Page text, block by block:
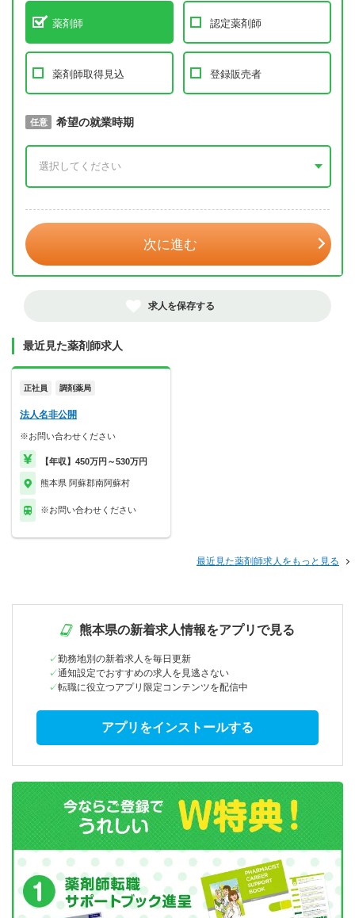
薬剤師 認定薬剤師
薬剤師取得見込 登録販売者
必須 取得予定年
任意 希望の就業時期
次に進む
求人を保存する
最近見た薬剤師求人
正社員 調剤薬局
法人名非公開
※お問い合わせください
【年収】450万円～530万円
熊本県 阿蘇郡南阿蘇村
※お問い合わせください
最近見た薬剤師求人をもっと見る
熊本県の新着求人情報をアプリで見る
勤務地別の新着求人を毎日更新
通知設定でおすすめの求人を見逃さない
転職に役立つアプリ限定コンテンツを配信中
アプリをインストールする